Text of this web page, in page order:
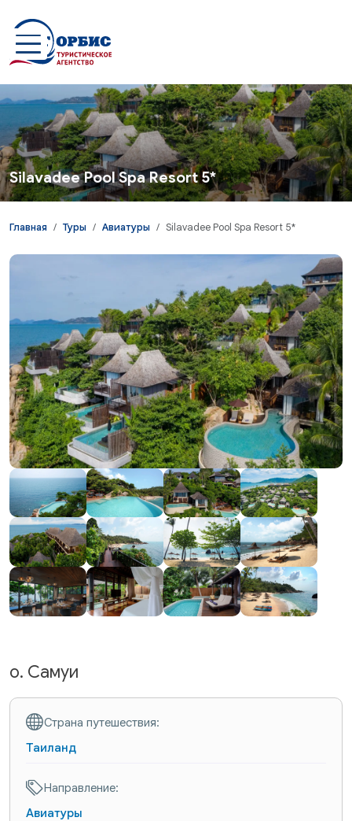
Silavadee Pool Spa Resort 5*
Главная Туры Авиатуры Silavadee Pool Spa Resort 5*
о. Самуи
Страна путешествия:
Таиланд
Направление:
Авиатуры